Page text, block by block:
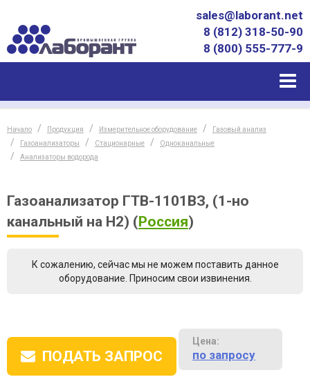
sales@laborant.net
8 (812) 318-50-90
8 (800) 555-777-9
Начало Продукция Измерительное оборудование
Газовый анализ
Газоанализаторы
Стационарные
Одноканальные
Анализаторы водорода
Газоанализатор ГТВ-1101ВЗ, (1-но
канальный на Н2) (Россия)
К сожалению, сейчас мы не можем поставить данное
оборудование. Приносим свои извинения.
ПОДАТЬ ЗАПРОС
Цена:
по запросу